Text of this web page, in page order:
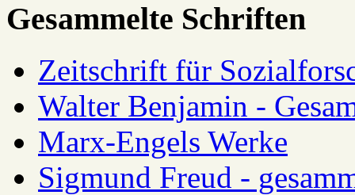
Gesammelte Schriften
Zeitschrift für
Walter Benjamin -
Marx-Engels Werke
Sigmund Freud -